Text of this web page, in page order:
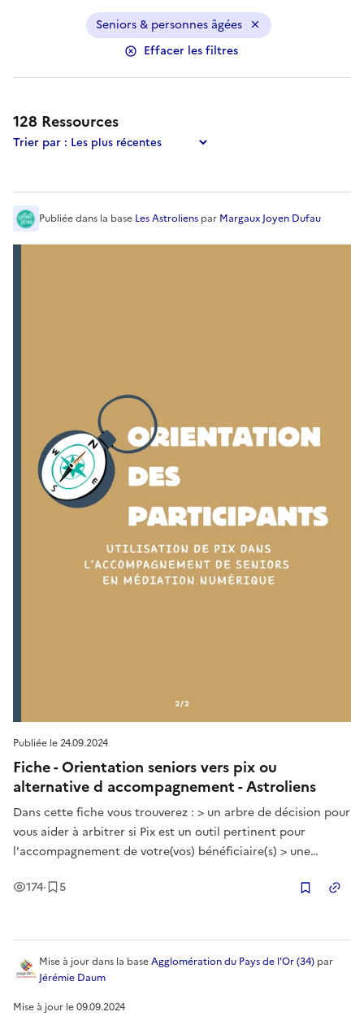
Seniors & personnes âgées
Effacer les filtres
128 Ressources
Les résultats ont été mis à jour.
Trier par :
Publiée le24.09.2024
Fiche - Orientation seniors vers pix ou
alternative d accompagnement - Astroliens
Dans cette fiche vous trouverez : > un arbre de décision pour
vous aider à arbitrer si Pix est un outil pertinent pour
l'accompagnement de votre(vos) bénéficiaire(s) > une
médiation numérique > une proposition de parcours
174Vues
· 5Enregistrement
Publiéedans la base Les Astroliens par Margaux Joyen Dufau
Mise à jour le09.09.2024
Mise à jourdans la baseAgglomération du Pays de l'Or (34) par
Jérémie Daum